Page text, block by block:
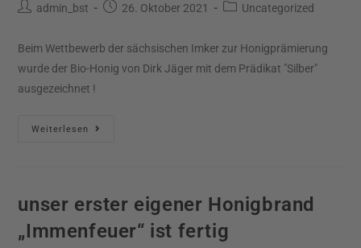
admin_bst 26. Oktober 2021 Uncategorized
Beim Wettbewerb der sächsischen Imker zur Honigprämierung
wurde der Bio-Honig von Dirk Jäger mit dem Prädikat "Silber"
ausgezeichnet !
Weiterlesen
unser erster eigener Honigbrand
„Immenfeuer“ ist fertig